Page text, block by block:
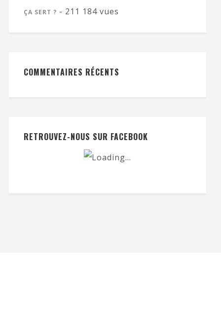
ÇA SERT ? - 211 184 vues
COMMENTAIRES RÉCENTS
RETROUVEZ-NOUS SUR FACEBOOK